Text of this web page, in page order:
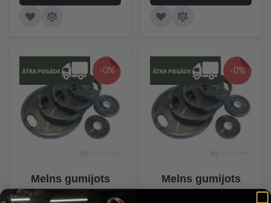
-0%
Melns gumijots
svaru disks ø50mm
-0%
Melns gumijots